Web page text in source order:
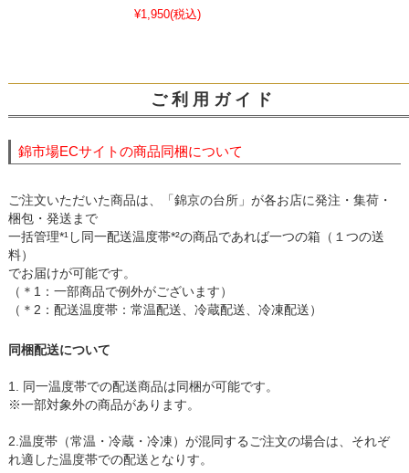
¥1,950(税込)
ご 利 用 ガ イ ド
錦市場ECサイトの商品同梱について
ご注文いただいた商品は、「錦京の台所」が各お店に発注・集荷・
梱包・発送まで
一括管理*¹し同一配送温度帯*²の商品であれば一つの箱（１つの送
料）
でお届けが可能です。
（＊1：一部商品で例外がございます）
（＊2：配送温度帯：常温配送、冷蔵配送、冷凍配送）
同梱配送について
1. 同一温度帯での配送商品は同梱が可能です。
※一部対象外の商品があります。
2.温度帯（常温・冷蔵・冷凍）が混同するご注文の場合は、それぞ
れ適した温度帯での配送となりす。